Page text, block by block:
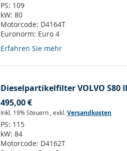
PS: 109
kW:80
Motorcode: D4164T
Euronorm: Euro 4
Erfahren Sie mehr
Dieselpartikelfilter VOLVO S80 II
495,00 €
Inkl. 19% Steuern ,exkl.Versandkosten
PS: 115
kW:84
Motorcode: D4162T